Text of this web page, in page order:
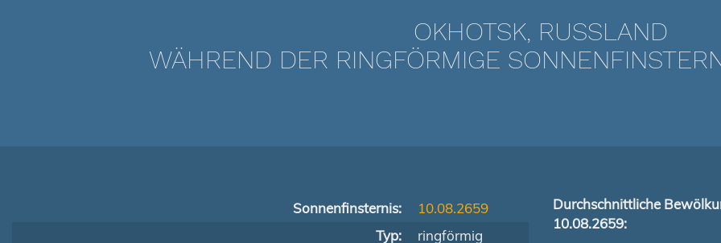
OKHOTSK, RUSSLAND
WÄHREND DER RINGFÖRMIGE
Sonnenfinsternis:
10.08.2659
Typ:
ringförmig
Durchschnittliche
10.08.2659: